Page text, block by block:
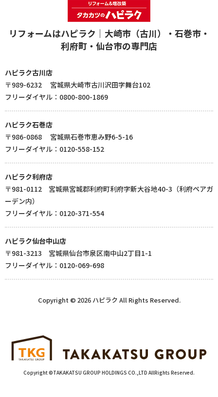
リフォームはハピラク｜大崎市（古川）・石巻市・
利府町・仙台市の専門店
ハピラク古川店
〒989-6232 宮城県大崎市古川沢田字舞台102
フリーダイヤル：0800-800-1869
ハピラク石巻店
〒986-0868 宮城県石巻市恵み野6-5-16
フリーダイヤル：0120-558-152
ハピラク利府店
〒981-0112 宮城県宮城郡利府町利府字新大谷地40-3（利府ペアガ
ーデン内）
フリーダイヤル：0120-371-554
ハピラク仙台中山店
〒981-3213 宮城県仙台市泉区南中山2丁目1-1
フリーダイヤル：0120-069-698
Copyright © 2026 ハピラク All Rights Reserved.
Copyright ©TAKAKATSU GROUP HOLDINGS CO.,LTD AllRights Reserved.